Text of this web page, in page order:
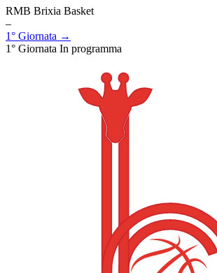
RMB Brixia Basket
–
1° Giornata →
1° Giornata In programma